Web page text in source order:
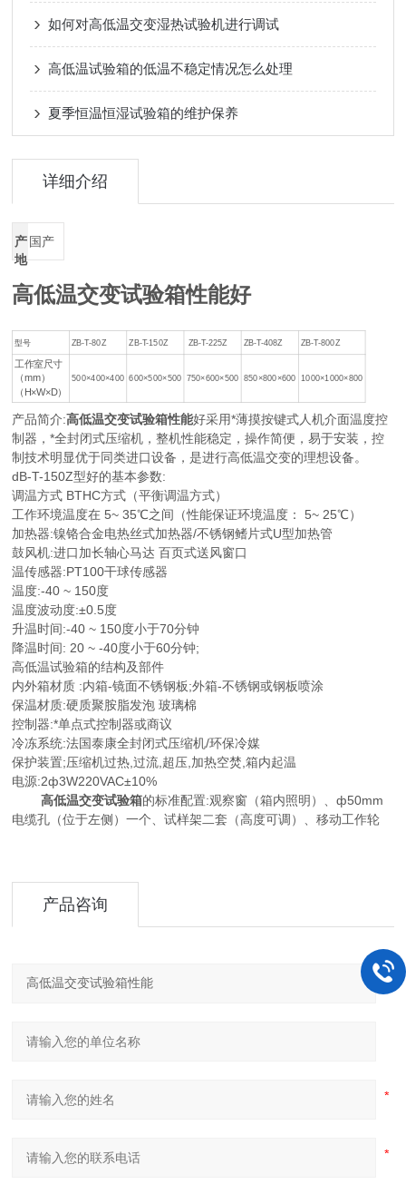
如何对高低温交变湿热试验机进行调试
高低温试验箱的低温不稳定情况怎么处理
夏季恒温恒湿试验箱的维护保养
详细介绍
产
地
国产
高低温交变试验箱性能好
型号 ZB-T-80Z ZB-T-150Z ZB-T-225Z ZB-T-408Z ZB-T-800Z
工作室尺寸
（mm）
（H×W×D）
500×400×400 600×500×500 750×600×500 850×800×600 1000×1000×800
产品简介:高低温交变试验箱性能好采用*薄摸按键式人机介面温度控
制器，*全封闭式压缩机，整机性能稳定，操作简便，易于安装，控
制技术明显优于同类进口设备，是进行高低温交变的理想设备。
dB-T-150Z型好的基本参数:
调温方式 BTHC方式（平衡调温方式）
工作环境温度在 5~ 35℃之间（性能保证环境温度： 5~ 25℃）
加热器:镍铬合金电热丝式加热器/不锈钢鳍片式U型加热管
鼓风机:进口加长轴心马达 百页式送风窗口
温传感器:PT100干球传感器
温度:-40 ~ 150度
温度波动度:±0.5度
升温时间:-40 ~ 150度小于70分钟
降温时间: 20 ~ -40度小于60分钟;
高低温试验箱的结构及部件
内外箱材质 :内箱-镜面不锈钢板;外箱-不锈钢或钢板喷涂
保温材质:硬质聚胺脂发泡 玻璃棉
控制器:*单点式控制器或商议
冷冻系统:法国泰康全封闭式压缩机/环保冷媒
保护装置;压缩机过热,过流,超压,加热空焚,箱内起温
电源:2ф3W220VAC±10%
高低温交变试验箱的标准配置:观察窗（箱内照明）、ф50mm
电缆孔（位于左侧）一个、试样架二套（高度可调）、移动工作轮
产品咨询